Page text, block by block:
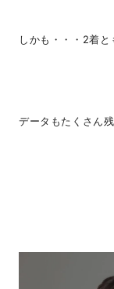
しかも・・・2着と
データもたくさん